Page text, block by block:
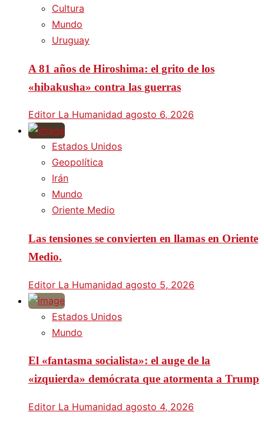
Cultura
Mundo
Uruguay
A 81 años de Hiroshima: el grito de los
«hibakusha» contra las guerras
Editor La Humanidad agosto 6, 2026
Estados Unidos
Geopolítica
Irán
Mundo
Oriente Medio
Las tensiones se convierten en llamas en Oriente
Medio.
Editor La Humanidad agosto 5, 2026
Estados Unidos
Mundo
El «fantasma socialista»: el auge de la
«izquierda» demócrata que atormenta a Trump
Editor La Humanidad agosto 4, 2026